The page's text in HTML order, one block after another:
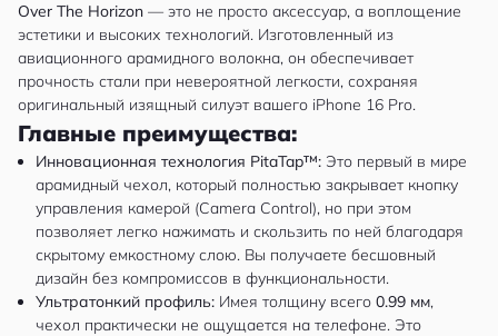
Over The Horizon — это не просто аксессуар, а воплощение
эстетики и высоких технологий. Изготовленный из
авиационного арамидного волокна, он обеспечивает
прочность стали при невероятной легкости, сохраняя
оригинальный изящный силуэт вашего iPhone 16 Pro.
Главные преимущества:
Инновационная технология PitaTap™: Это первый в мире
арамидный чехол, который полностью закрывает кнопку
управления камерой (Camera Control), но при этом
позволяет легко нажимать и скользить по ней благодаря
скрытому емкостному слою. Вы получаете бесшовный
дизайн без компромиссов в функциональности.
Ультратонкий профиль: Имея толщину всего 0.99 мм,
чехол практически не ощущается на телефоне. Это